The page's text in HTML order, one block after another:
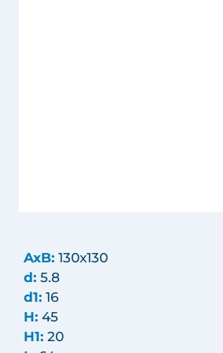
AxB: 130x130
d: 5.8
d1: 16
H: 45
H1: 20